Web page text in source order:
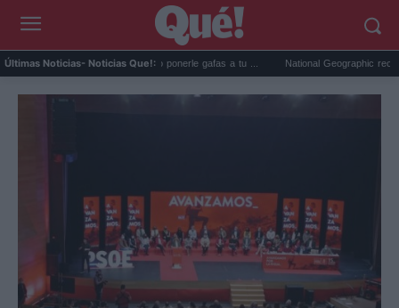
Últimas Noticias- Noticias Que!:
solar: la RSCE pide no ponerle gafas a tu ... National Geographic recomienda